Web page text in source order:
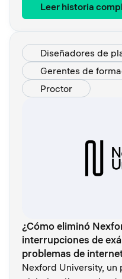
Leer historia
Diseñadores de
Gerentes de
Proctor
¿Cómo eliminó
interrupciones de
problemas de
Nexford University, un